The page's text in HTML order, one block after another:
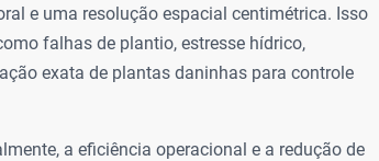
e uma resolução espacial centimétrica. Isso
falhas de plantio, estresse hídrico,
exata de plantas daninhas para controle
a eficiência operacional e a redução de